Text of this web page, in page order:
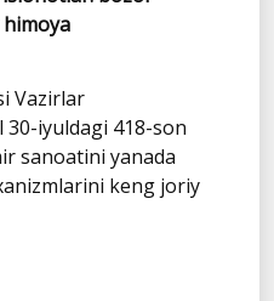
Vazirlar
iyuldagi 418-son
sanoatini yanada
keng joriy